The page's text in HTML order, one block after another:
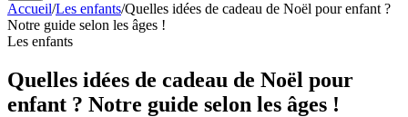
Accueil/Les enfants/Quelles idées de cadeau de Noël pour enfant ?
Notre guide selon les âges !
Les enfants
Quelles idées de cadeau de Noël pour
enfant ? Notre guide selon les âges !